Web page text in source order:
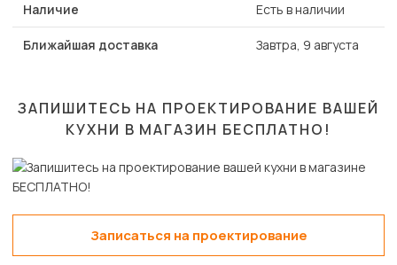
Наличие Есть в наличии
Ближайшая доставка Завтра, 9 августа
ЗАПИШИТЕСЬ НА ПРОЕКТИРОВАНИЕ ВАШЕЙ
КУХНИ В МАГАЗИН БЕСПЛАТНО!
Записаться на проектирование